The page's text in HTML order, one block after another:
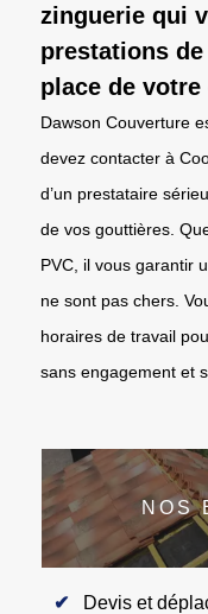
zinguerie qui
prestations
place de
Dawson Couverture
devez contacter à
d’un prestataire
de vos gouttières.
PVC, il vous garantir
ne sont pas chers.
horaires de travail
sans engagement et
NOS
Devis et